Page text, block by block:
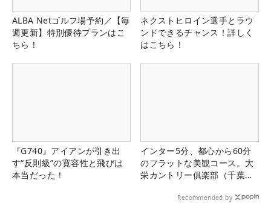
ALBA Netゴルフ場予約／【毎
週更新】特別優待プランはこ
ちら！
ネクストヒロイン選手とラウ
ンドできるチャンス！詳しく
はこちら！
『G740』アイアンが引き出
す“反則級”の寛容性と飛びは
本当だった！
インター5分、都心から60分
のフラットな美観コース。大
栄カントリー俱楽部（千葉
Recommended by